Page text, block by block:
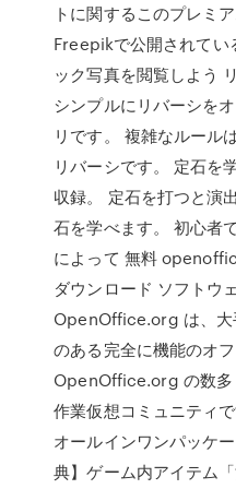
トに関するこのプレミ
Freepikで公開されてい
ック写真を閲覧しよう
シンプルにリバーシを
リです。 複雑なルール
リバーシです。 定石を
収録。 定石を打つと演
石を学べます。 初心者
によって 無料
ダウンロード ソフト
OpenOffice.org は、
のある完全に機能のオフ
OpenOffice.org の数多
作業仮想コミュニティ
オールインワンパッケ
典】ゲーム内アイテム